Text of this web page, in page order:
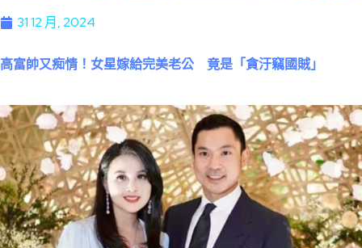
31 12 月, 2024
高富帥又痴情！女星嫁給完美老公 竟是「貪汙竊國賊」